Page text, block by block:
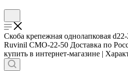
Скоба крепежная однолапковая
Ruvinil СМО-22-50 Доставка по
купить в интернет-магазине |